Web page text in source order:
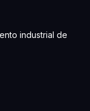
industrial de